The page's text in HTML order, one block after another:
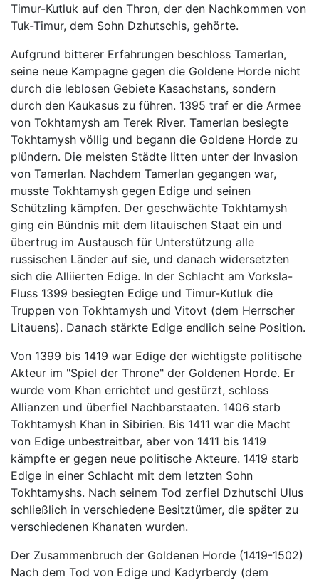
Timur-Kutluk auf den Thron, der den Nachkommen von
Tuk-Timur, dem Sohn Dzhutschis, gehörte.
Aufgrund bitterer Erfahrungen beschloss Tamerlan,
seine neue Kampagne gegen die Goldene Horde nicht
durch die leblosen Gebiete Kasachstans, sondern
durch den Kaukasus zu führen. 1395 traf er die Armee
von Tokhtamysh am Terek River. Tamerlan besiegte
Tokhtamysh völlig und begann die Goldene Horde zu
plündern. Die meisten Städte litten unter der Invasion
von Tamerlan. Nachdem Tamerlan gegangen war,
musste Tokhtamysh gegen Edige und seinen
Schützling kämpfen. Der geschwächte Tokhtamysh
ging ein Bündnis mit dem litauischen Staat ein und
übertrug im Austausch für Unterstützung alle
russischen Länder auf sie, und danach widersetzten
sich die Alliierten Edige. In der Schlacht am Vorksla-
Fluss 1399 besiegten Edige und Timur-Kutluk die
Truppen von Tokhtamysh und Vitovt (dem Herrscher
Litauens). Danach stärkte Edige endlich seine Position.
Von 1399 bis 1419 war Edige der wichtigste politische
Akteur im "Spiel der Throne" der Goldenen Horde. Er
wurde vom Khan errichtet und gestürzt, schloss
Allianzen und überfiel Nachbarstaaten. 1406 starb
Tokhtamysh Khan in Sibirien. Bis 1411 war die Macht
von Edige unbestreitbar, aber von 1411 bis 1419
kämpfte er gegen neue politische Akteure. 1419 starb
Edige in einer Schlacht mit dem letzten Sohn
Tokhtamyshs. Nach seinem Tod zerfiel Dzhutschi Ulus
schließlich in verschiedene Besitztümer, die später zu
verschiedenen Khanaten wurden.
Der Zusammenbruch der Goldenen Horde (1419-1502)
Nach dem Tod von Edige und Kadyrberdy (dem